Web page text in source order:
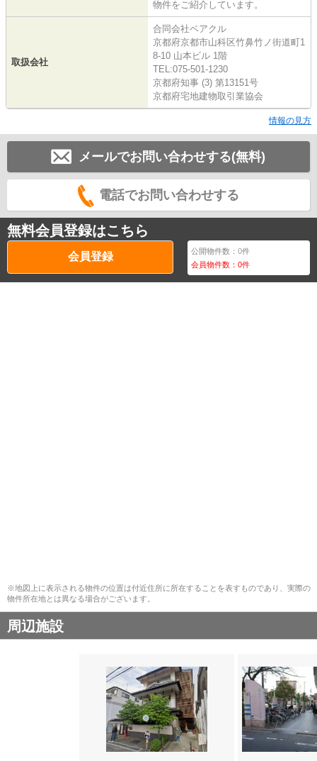
物件をご紹介しています。
取扱会社
合同会社ベアクル
京都府京都市山科区竹鼻竹ノ街道町1
8-10 山本ビル 1階
TEL:075-501-1230
京都府知事 (3) 第13151号
京都府宅地建物取引業協会
情報の見方
メールでお問い合わせする(無料)
電話でお問い合わせする
無料会員登録はこちら
会員登録 公開物件数：0件
会員物件数：0件
※地図上に表示される物件の位置は付近住所に所在することを表すものであり、実際の
物件所在地とは異なる場合がございます。
周辺施設